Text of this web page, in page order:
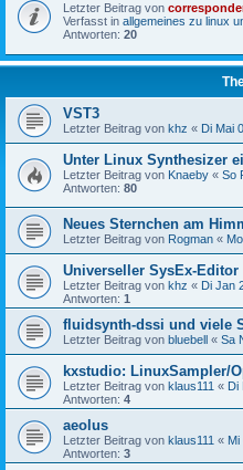
Letzter Beitrag von
Verfasst in allgemeines zu linux
Antworten: 20
VST3
Letzter Beitrag von khz « Di Mai
Unter Linux Synthesizer
Letzter Beitrag von Knaeby « So
Antworten: 80
Neues Sternchen am
Letzter Beitrag von Rogman «
Universeller SysEx-Editor
Letzter Beitrag von khz « Di Jan
Antworten: 1
fluidsynth-dssi und viele
Letzter Beitrag von bluebell « Sa
kxstudio: LinuxSampler/
Letzter Beitrag von klaus111 « Di
Antworten: 4
aeolus
Letzter Beitrag von klaus111 «
Antworten: 3